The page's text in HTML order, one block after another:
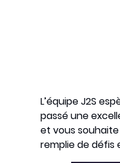
L’équipe J2S
passé une
et vous souhaite
remplie de défis